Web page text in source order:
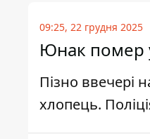
09:25, 22 грудня 2025
Юнак помер
Пізно ввечері
хлопець.